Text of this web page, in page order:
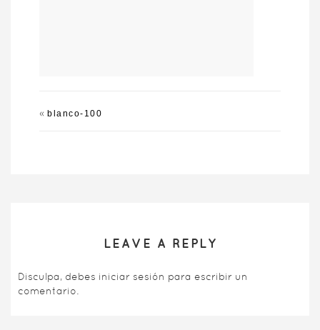
« blanco-100
LEAVE A REPLY
Disculpa, debes iniciar sesión para escribir un
comentario.